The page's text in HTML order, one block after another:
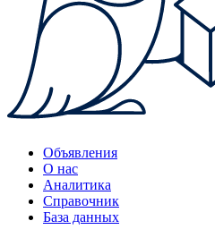
Объявления
О нас
Аналитика
Справочник
База данных